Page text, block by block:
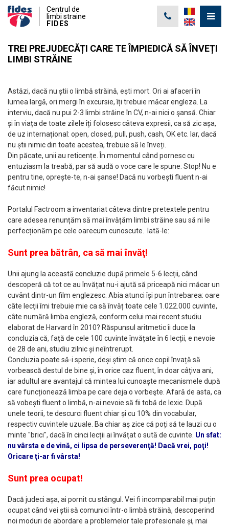
Centrul de
limbi straine
FIDES
TREI PREJUDECĂȚI CARE TE ÎMPIEDICĂ SĂ ÎNVEȚI
LIMBI STRĂINE
Astăzi, dacă nu știi o limbă străină, ești mort. Ori ai afaceri în
lumea largă, ori mergi în excursie, îți trebuie măcar engleza. La
interviu, dacă nu pui 2-3 limbi străine în CV, n-ai nici o şansă. Chiar
și în viața de toate zilele îți folosesc câteva expresii, ca să zic așa,
de uz internațional: open, closed, pull, push, cash, OK etc. Iar, dacă
nu știi nimic din toate acestea, trebuie să le înveți.
Din păcate, unii au reticențe. În momentul când pornesc cu
entuziasm la treabă, par să audă o voce care le spune: Stop! Nu e
pentru tine, oprește-te, n-ai șanse! Dacă nu vorbești fluent n-ai
făcut nimic!
Portalul Factroom a inventariat câteva dintre pretextele pentru
care adesea renunțăm să mai învățăm limbi străine sau să ni le
perfecționăm pe cele oarecum cunoscute. Iată-le:
Sunt prea bătrân, ca să mai învăţ!
Unii ajung la această concluzie după primele 5-6 lecții, când
descoperă că tot ce au învățat nu-i ajută să priceapă nici măcar un
cuvânt dintr-un film englezesc. Abia atunci își pun întrebarea: oare
câte lecții îmi trebuie mie ca să învăț toate cele 1.022.000 cuvinte,
câte numără limba engleză, conform celui mai recent studiu
elaborat de Harvard în 2010? Răspunsul aritmetic îi duce la
concluzia că, față de cele 100 cuvinte învățate în 6 lecții, e nevoie
de 28 de ani, studiu zilnic și neîntrerupt.
Concluzia poate să-i sperie, deși știm că orice copil învață să
vorbească destul de bine și, în orice caz fluent, în doar câţiva ani,
iar adultul are avantajul că mintea lui cunoaște mecanismele după
care funcționează limba pe care deja o vorbeşte. Afară de asta, ca
să vobești fluent o limbă, n-ai nevoie să fii tobă de lexic. După
unele teorii, te descurci fluent chiar și cu 10% din vocabular,
respectiv cuvintele uzuale. Ba chiar aș zice că poți să te lauzi cu o
minte "brici", dacă în cinci lecții ai învățat o sută de cuvinte. Un sfat:
nu vârsta e de vină, ci lipsa de perseverenţă! Dacă vrei, poţi!
Oricare ţi-ar fi vârsta!
Sunt prea ocupat!
Dacă judeci așa, ai pornit cu stângul. Vei fi incomparabil mai puțin
ocupat când vei știi să comunici într-o limbă străină, descoperind
noi moduri de abordare a problemelor tale profesionale și, mai